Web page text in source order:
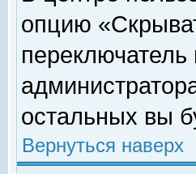
опцию
остальных вы
Вернуться наверх